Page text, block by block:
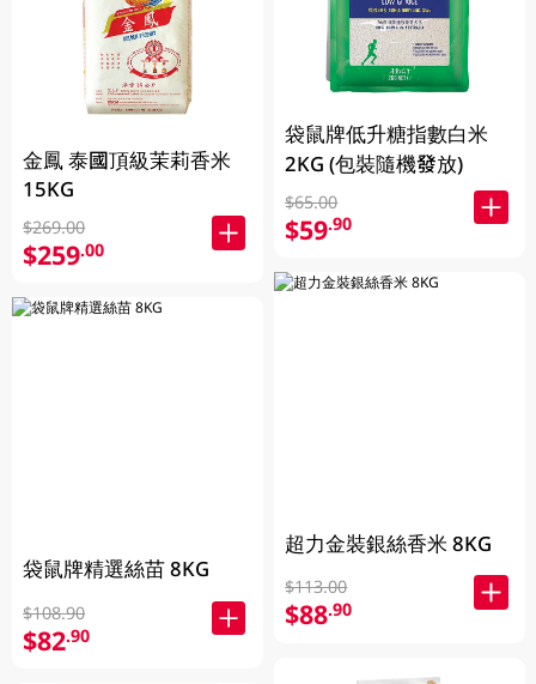
金鳳 泰國頂級茉莉香米
15KG
$269.00
$259.00
袋鼠牌精選絲苗 8KG
$108.90
$82.90
袋鼠牌低升糖指數白米
2KG (包裝隨機發放)
$65.00
$59.90
超力金裝銀絲香米 8KG
$113.00
$88.90